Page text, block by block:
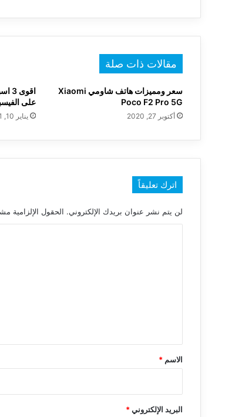
مقالات ذات صلة
سعر ومميزات هاتف شاومي Xiaomi
Poco F2 Pro 5G
أكتوبر 27, 2020
على
يناير 10, 2021
اترك تعليقاً
لن يتم نشر عنوان بريدك الإلكتروني. الحقول الإلزامية
*
الاسم *
البريد الإلكتروني*